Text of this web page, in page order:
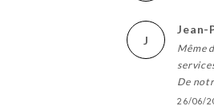
J
Jean-
Même
De
26/06/